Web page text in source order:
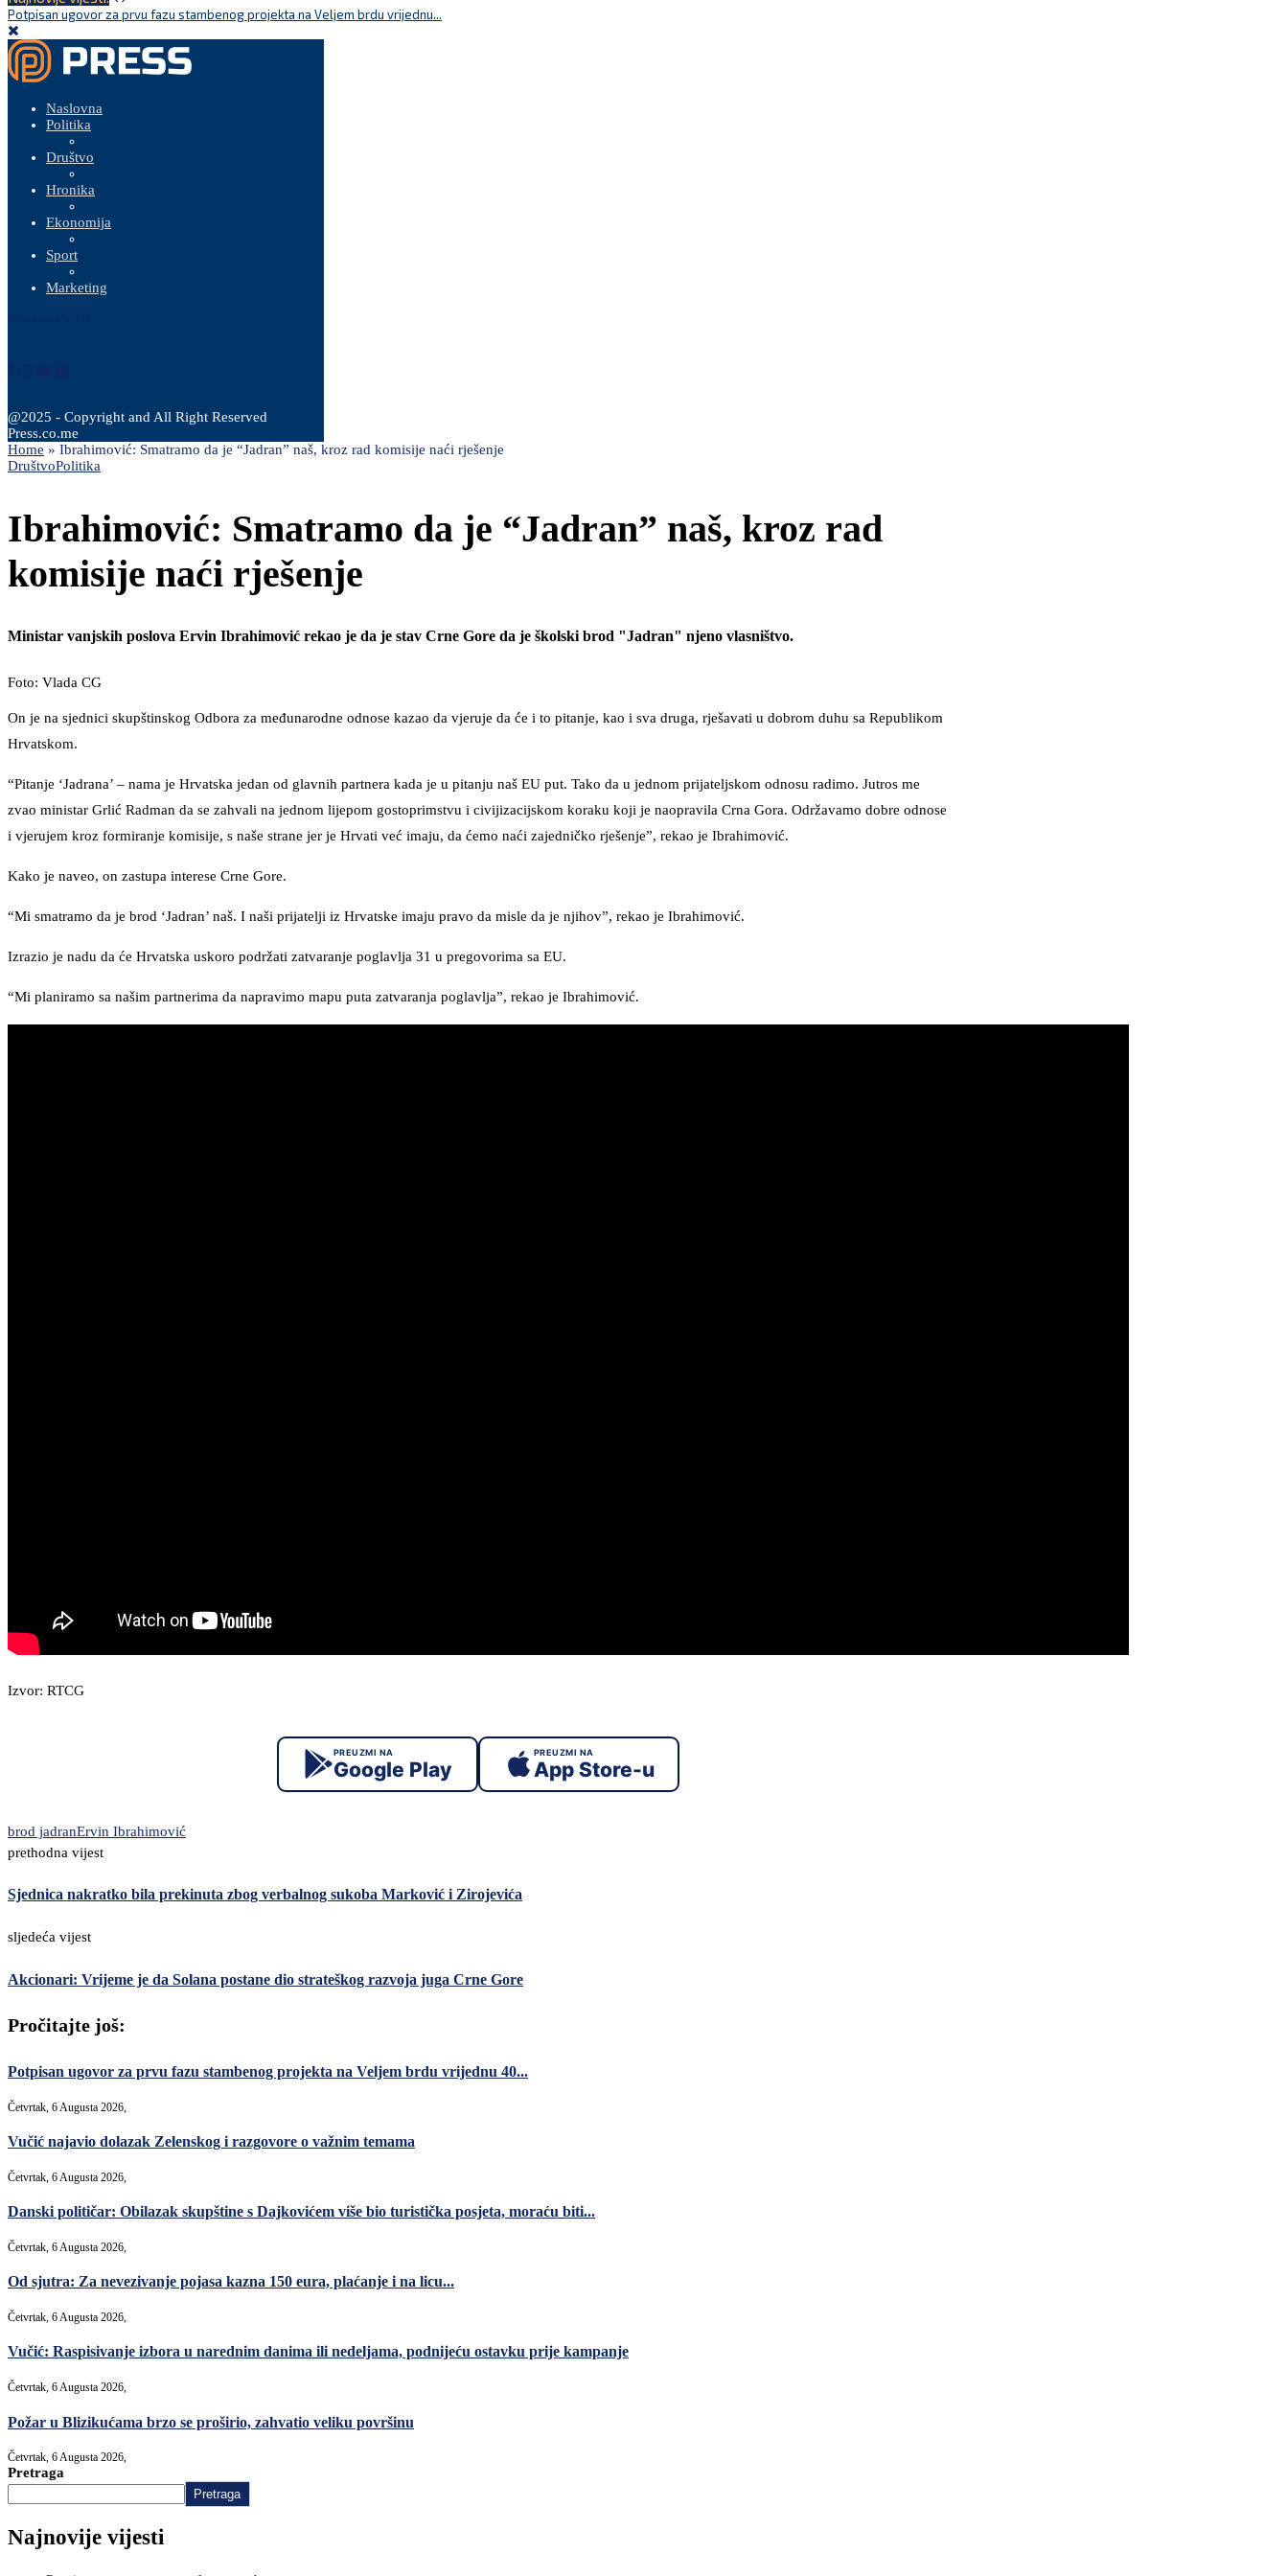
Potpisan ugovor za prvu fazu stambenog projekta na Veljem brdu vrijednu...
Naslovna
Politika
Društvo
Hronika
Ekonomija
Sport
Marketing
@2025 - Copyright and All Right Reserved
Press.co.me
Home » Ibrahimović: Smatramo da je “Jadran” naš, kroz rad komisije naći rješenje
DruštvoPolitika
Ibrahimović: Smatramo da je “Jadran” naš, kroz rad
komisije naći rješenje
Ministar vanjskih poslova Ervin Ibrahimović rekao je da je stav Crne Gore da je školski brod "Jadran" njeno vlasništvo.
Foto: Vlada CG
On je na sjednici skupštinskog Odbora za međunarodne odnose kazao da vjeruje da će i to pitanje, kao i sva druga, rješavati u dobrom duhu sa Republikom
Hrvatskom.
“Pitanje ‘Jadrana’ – nama je Hrvatska jedan od glavnih partnera kada je u pitanju naš EU put. Tako da u jednom prijateljskom odnosu radimo. Jutros me
zvao ministar Grlić Radman da se zahvali na jednom lijepom gostoprimstvu i civijizacijskom koraku koji je naopravila Crna Gora. Održavamo dobre odnose
i vjerujem kroz formiranje komisije, s naše strane jer je Hrvati već imaju, da ćemo naći zajedničko rješenje”, rekao je Ibrahimović.
Kako je naveo, on zastupa interese Crne Gore.
“Mi smatramo da je brod ‘Jadran’ naš. I naši prijatelji iz Hrvatske imaju pravo da misle da je njihov”, rekao je Ibrahimović.
Izrazio je nadu da će Hrvatska uskoro podržati zatvaranje poglavlja 31 u pregovorima sa EU.
“Mi planiramo sa našim partnerima da napravimo mapu puta zatvaranja poglavlja”, rekao je Ibrahimović.
Izvor: RTCG
PREUZMI NA
Google Play
PREUZMI NA
App Store-u
brod jadranErvin Ibrahimović
prethodna vijest
Sjednica nakratko bila prekinuta zbog verbalnog sukoba Marković i Zirojevića
sljedeća vijest
Akcionari: Vrijeme je da Solana postane dio strateškog razvoja juga Crne Gore
Pročitajte još:
Potpisan ugovor za prvu fazu stambenog projekta na Veljem brdu vrijednu 40...
Četvrtak, 6 Augusta 2026,
Vučić najavio dolazak Zelenskog i razgovore o važnim temama
Četvrtak, 6 Augusta 2026,
Danski političar: Obilazak skupštine s Dajkovićem više bio turistička posjeta, moraću biti...
Četvrtak, 6 Augusta 2026,
Od sjutra: Za nevezivanje pojasa kazna 150 eura, plaćanje i na licu...
Četvrtak, 6 Augusta 2026,
Vučić: Raspisivanje izbora u narednim danima ili nedeljama, podnijeću ostavku prije kampanje
Četvrtak, 6 Augusta 2026,
Požar u Blizikućama brzo se proširio, zahvatio veliku površinu
Četvrtak, 6 Augusta 2026,
Pretraga
Pretraga
Najnovije vijesti